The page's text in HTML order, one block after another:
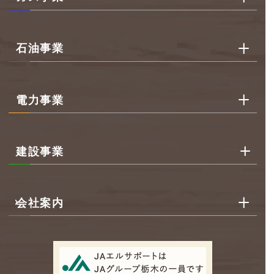
石油事業
電力事業
建設事業
会社案内